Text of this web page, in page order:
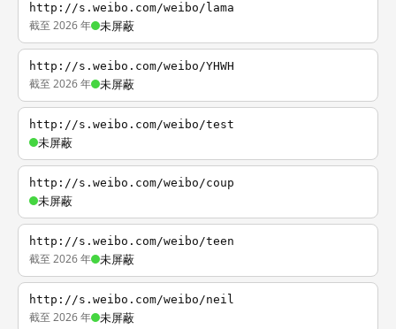
http://s.weibo.com/weibo/lama
截至 2026 年 未屏蔽
http://s.weibo.com/weibo/YHWH
截至 2026 年 未屏蔽
http://s.weibo.com/weibo/test
未屏蔽
http://s.weibo.com/weibo/coup
未屏蔽
http://s.weibo.com/weibo/teen
截至 2026 年 未屏蔽
http://s.weibo.com/weibo/neil
截至 2026 年 未屏蔽